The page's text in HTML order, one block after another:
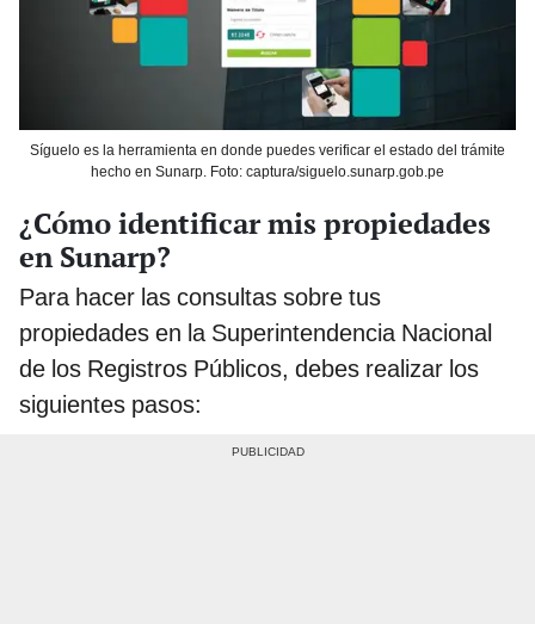
Síguelo es la herramienta en donde puedes verificar el estado del trámite
hecho en Sunarp. Foto: captura/siguelo.sunarp.gob.pe
¿Cómo identificar mis propiedades
en Sunarp?
Para hacer las consultas sobre tus
propiedades en la Superintendencia Nacional
de los Registros Públicos, debes realizar los
siguientes pasos: